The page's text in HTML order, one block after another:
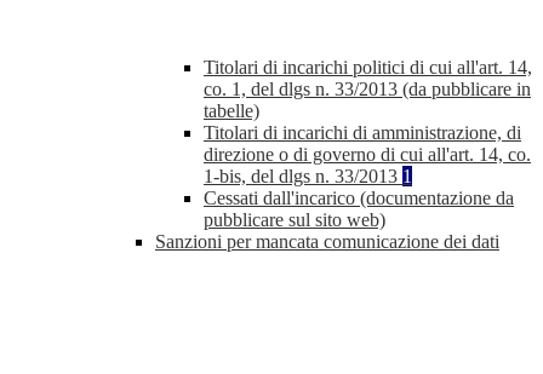
Titolari di incarichi politici di cui all'art. 14,
co. 1, del dlgs n. 33/2013 (da pubblicare in
tabelle)
Titolari di incarichi di amministrazione, di
direzione o di governo di cui all'art. 14, co.
1-bis, del dlgs n. 33/2013 1
Cessati dall'incarico (documentazione da
pubblicare sul sito web)
Sanzioni per mancata comunicazione dei dati